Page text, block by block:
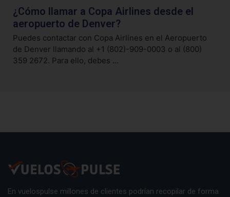
¿Cómo llamar a Copa Airlines desde el
aeropuerto de Denver?
Puedes contactar con Copa Airlines en el Aeropuerto
de Denver llamando al +1 (802)-909-0003 o al (800)
359 2672. Para ello, debes …
En vuelospulse millones de clientes podrían recopilar de forma